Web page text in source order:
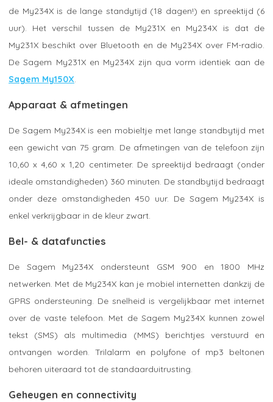
de My234X is de lange standytijd (18 dagen!) en spreektijd (6
uur). Het verschil tussen de My231X en My234X is dat de
My231X beschikt over Bluetooth en de My234X over FM-radio.
De Sagem My231X en My234X zijn qua vorm identiek aan de
Sagem My150X
Apparaat & afmetingen
De Sagem My234X is een mobieltje met lange standbytijd met
een gewicht van 75 gram. De afmetingen van de telefoon zijn
10,60 x 4,60 x 1,20 centimeter. De spreektijd bedraagt (onder
ideale omstandigheden) 360 minuten. De standbytijd bedraagt
onder deze omstandigheden 450 uur. De Sagem My234X is
enkel verkrijgbaar in de kleur zwart.
Bel- & datafuncties
De Sagem My234X ondersteunt GSM 900 en 1800 MHz
netwerken. Met de My234X kan je mobiel internetten dankzij de
GPRS ondersteuning. De snelheid is vergelijkbaar met internet
over de vaste telefoon. Met de Sagem My234X kunnen zowel
tekst (SMS) als multimedia (MMS) berichtjes verstuurd en
ontvangen worden. Trilalarm en polyfone of mp3 beltonen
behoren uiteraard tot de standaarduitrusting.
Geheugen en connectivity